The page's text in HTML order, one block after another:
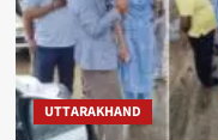
UTTARAKHAND